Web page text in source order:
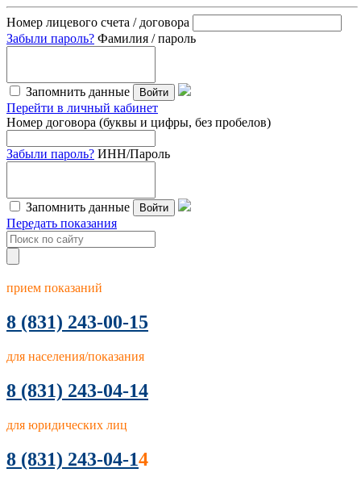
Номер лицевого счета / договора
Забыли пароль? Фамилия / пароль
Запомнить данные Войти
Перейти в личный кабинет
Номер договора (буквы и цифры, без пробелов)
Забыли пароль? ИНН/Пароль
Запомнить данные Войти
Передать показания
прием показаний
8 (831) 243-00-15
для населения/показания
8 (831) 243-04-14
для юридических лиц
8 (831) 243-04-14